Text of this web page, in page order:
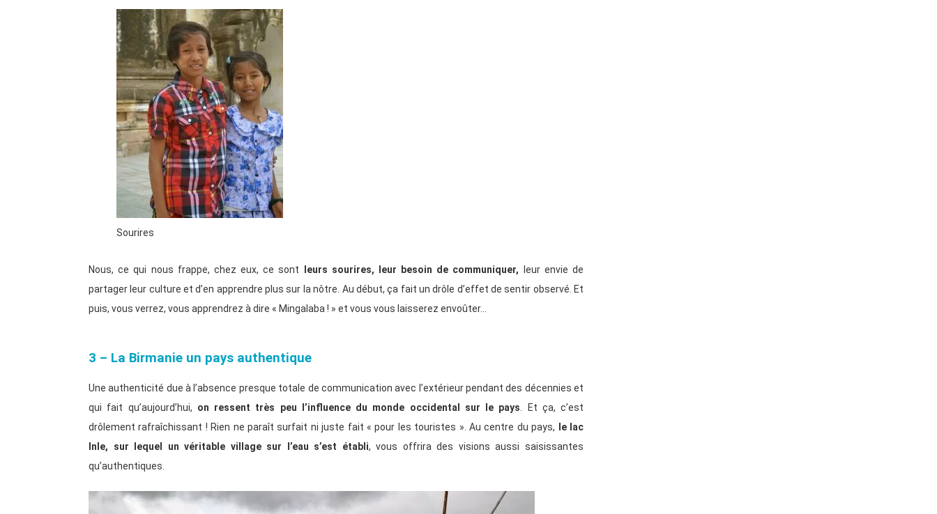
Sourires
Nous, ce qui nous frappe, chez eux, ce sont leurs sourires, leur besoin de communiquer, leur envie de
partager leur culture et d’en apprendre plus sur la nôtre. Au début, ça fait un drôle d’effet de sentir observé. Et
puis, vous verrez, vous apprendrez à dire « Mingalaba ! » et vous vous laisserez envoûter…
3 – La Birmanie un pays authentique
Une authenticité due à l’absence presque totale de communication avec l’extérieur pendant des décennies et
qui fait qu’aujourd’hui, on ressent très peu l’influence du monde occidental sur le pays . Et ça, c’est
drôlement rafraîchissant ! Rien ne paraît surfait ni juste fait « pour les touristes ». Au centre du pays, le lac
Inle, sur lequel un véritable village sur l’eau s’est établi, vous offrira des visions aussi saisissantes
qu’authentiques.